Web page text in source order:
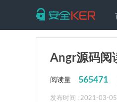
Angr源码阅
阅读量 565471
发布时间 : 2021-03-